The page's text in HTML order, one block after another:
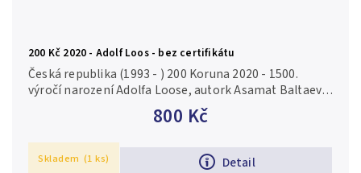
200 Kč 2020 - Adolf Loos - bez certifikátu
800 Kč
Detail
Česká republika (1993 - ) 200 Koruna 2020 - 1500.
výročí narození Adolfa Loose, autork Asamat Baltaev,
Aurea C230, kapsle, bez certifikátu, běžná kvalita Ag
Skladem (1 ks)